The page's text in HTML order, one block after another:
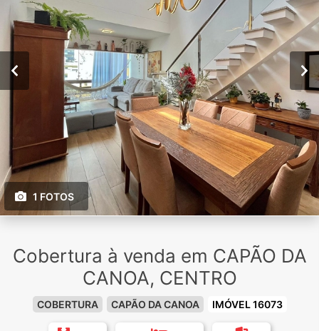
1 FOTOS
Cobertura à venda em CAPÃO DA
CANOA, CENTRO
COBERTURA CAPÃO DA CANOA IMÓVEL 16073